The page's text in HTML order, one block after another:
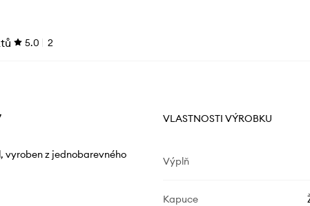
5.0 2
vyroben z jednobarevného
VLASTNOSTI VÝROBKU
Výplň
Kapuce